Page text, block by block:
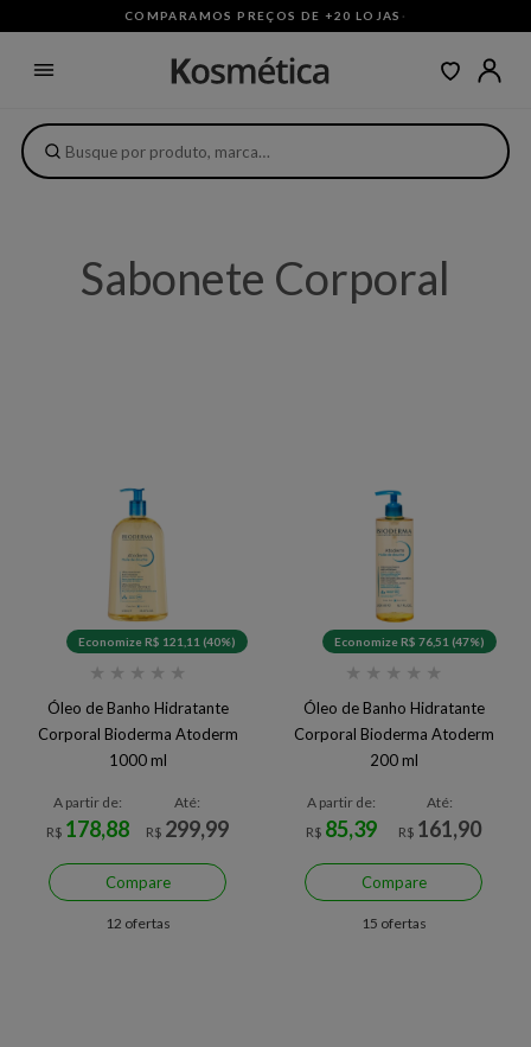
COMPARAMOS PREÇOS DE +20 LOJAS ·
Sabonete Corporal
Economize R$ 121,11 (40%)
★ ★ ★ ★ ★
Óleo de Banho Hidratante
Corporal Bioderma Atoderm
1000 ml
A partir de:
R$ 178,88
Até:
R$ 299,99
Compare
12 ofertas
Economize R$ 76,51 (47%)
★ ★ ★ ★ ★
Óleo de Banho Hidratante
Corporal Bioderma Atoderm
200 ml
A partir de:
R$ 85,39
Até:
R$ 161,90
Compare
15 ofertas